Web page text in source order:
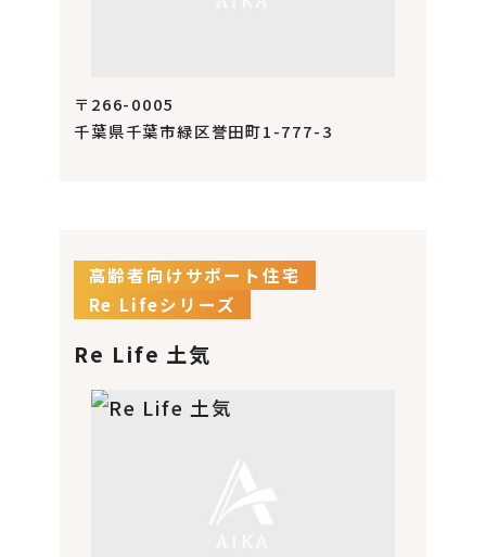
〒266-0005
千葉県千葉市緑区誉田町1-777-3
高齢者向けサポート住宅
Re Lifeシリーズ
Re Life 土気